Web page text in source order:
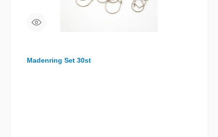
Madenring Set 30st